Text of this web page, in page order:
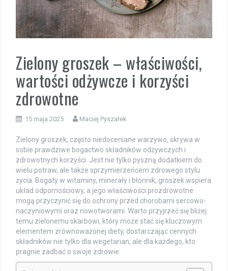
Zielony groszek – właściwości,
wartości odżywcze i korzyści
zdrowotne
15 maja 2025 Maciej Pyszałek
Zielony groszek, często niedoceniane warzywo, skrywa w
sobie prawdziwe bogactwo składników odżywczych i
zdrowotnych korzyści. Jest nie tylko pyszną dodatkiem do
wielu potraw, ale także sprzymierzeńcem zdrowego stylu
życia. Bogaty w witaminy, minerały i błonnik, groszek wspiera
układ odpornościowy, a jego właściwości prozdrowotne
mogą przyczynić się do ochrony przed chorobami sercowo-
naczyniowymi oraz nowotworami. Warto przyjrzeć się bliżej
temu zielonemu skarbowi, który może stać się kluczowym
elementem zrównoważonej diety, dostarczając cennych
składników nie tylko dla wegetarian, ale dla każdego, kto
pragnie zadbać o swoje zdrowie.